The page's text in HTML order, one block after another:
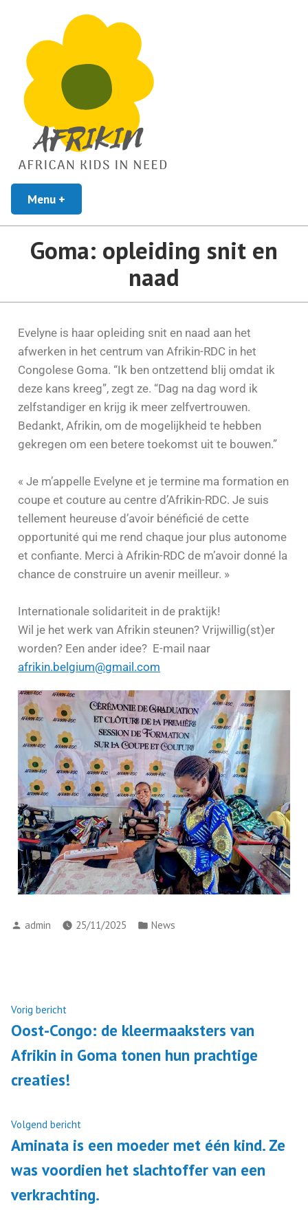
Afrikin
Menu +
Goma: opleiding snit en
naad
Evelyne is haar opleiding snit en naad aan het
afwerken in het centrum van Afrikin-RDC in het
Congolese Goma. “Ik ben ontzettend blij omdat ik
deze kans kreeg”, zegt ze. “Dag na dag word ik
zelfstandiger en krijg ik meer zelfvertrouwen.
Bedankt, Afrikin, om de mogelijkheid te hebben
gekregen om een betere toekomst uit te bouwen.”
« Je m’appelle Evelyne et je termine ma formation en
coupe et couture au centre d’Afrikin-RDC. Je suis
tellement heureuse d’avoir bénéficié de cette
opportunité qui me rend chaque jour plus autonome
et confiante. Merci à Afrikin-RDC de m’avoir donné la
chance de construire un avenir meilleur. »
Internationale solidariteit in de praktijk!
Wil je het werk van Afrikin steunen? Vrijwillig(st)er
worden? Een ander idee? E-mail naar
afrikin.belgium@gmail.com
admin 25/11/2025 News
Vorig bericht
Oost-Congo: de kleermaaksters van
Afrikin in Goma tonen hun prachtige
creaties!
Volgend bericht
Aminata is een moeder met één kind. Ze
was voordien het slachtoffer van een
verkrachting.